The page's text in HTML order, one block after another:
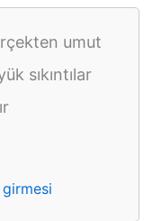
umut
sıkıntılar
girmesi